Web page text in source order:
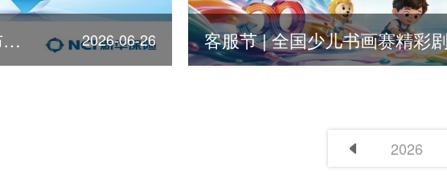
第378位！新华保险荣登《福布斯》全球500强 2026-06-26
2026